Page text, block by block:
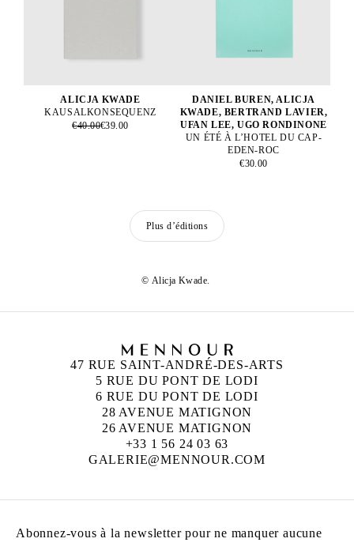
ALICJA KWADE
KAUSALKONSEQUENZ
€40.00€39.00
DANIEL BUREN, ALICJA
KWADE, BERTRAND LAVIER,
UFAN LEE, UGO RONDINONE
UN ÉTÉ À L’HOTEL DU CAP-
EDEN-ROC
€30.00
Plus d’éditions
© Alicja Kwade.
47 RUE SAINT-ANDRÉ-DES-ARTS
5 RUE DU PONT DE LODI
6 RUE DU PONT DE LODI
28 AVENUE MATIGNON
26 AVENUE MATIGNON
+33 1 56 24 03 63
GALERIE@MENNOUR.COM
Abonnez-vous à la newsletter pour ne manquer aucune